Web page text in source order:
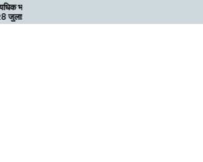
नहीं हुई तो खनन लाभदायक नहीं है